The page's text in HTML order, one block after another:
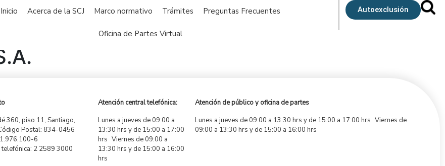
Inicio Acerca de la SCJ Marco normativo Trámites Preguntas Frecuentes
Oficina de Partes Virtual
Autoexclusión
360, piso 11, Santiago,
Postal: 834-0456
6
telefónica: 2 2589 3000
Atención central telefónica:
Lunes a jueves de 09:00 a
13:30 hrs y de 15:00 a 17:00
hrs Viernes de 09:00 a
13:30 hrs y de 15:00 a 16:00
hrs
Atención de público y oficina de partes
Lunes a jueves de 09:00 a 13:30 hrs y de 15:00 a 17:00 hrs Viernes de
09:00 a 13:30 hrs y de 15:00 a 16:00 hrs